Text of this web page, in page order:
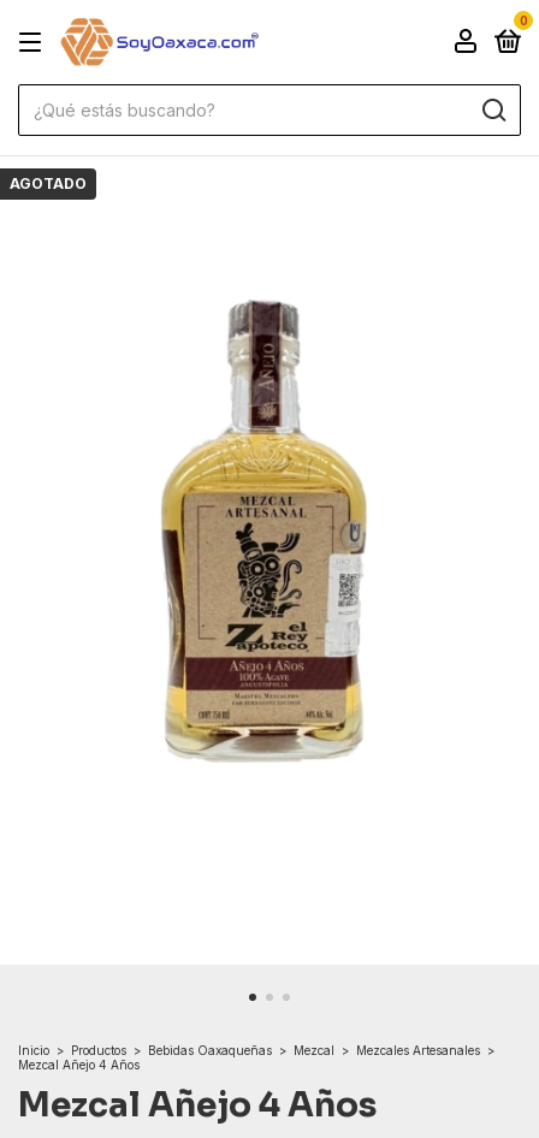
0
AGOTADO
Inicio > Productos > Bebidas Oaxaqueñas > Mezcal > Mezcales Artesanales >
Mezcal Añejo 4 Años
Mezcal Añejo 4 Años